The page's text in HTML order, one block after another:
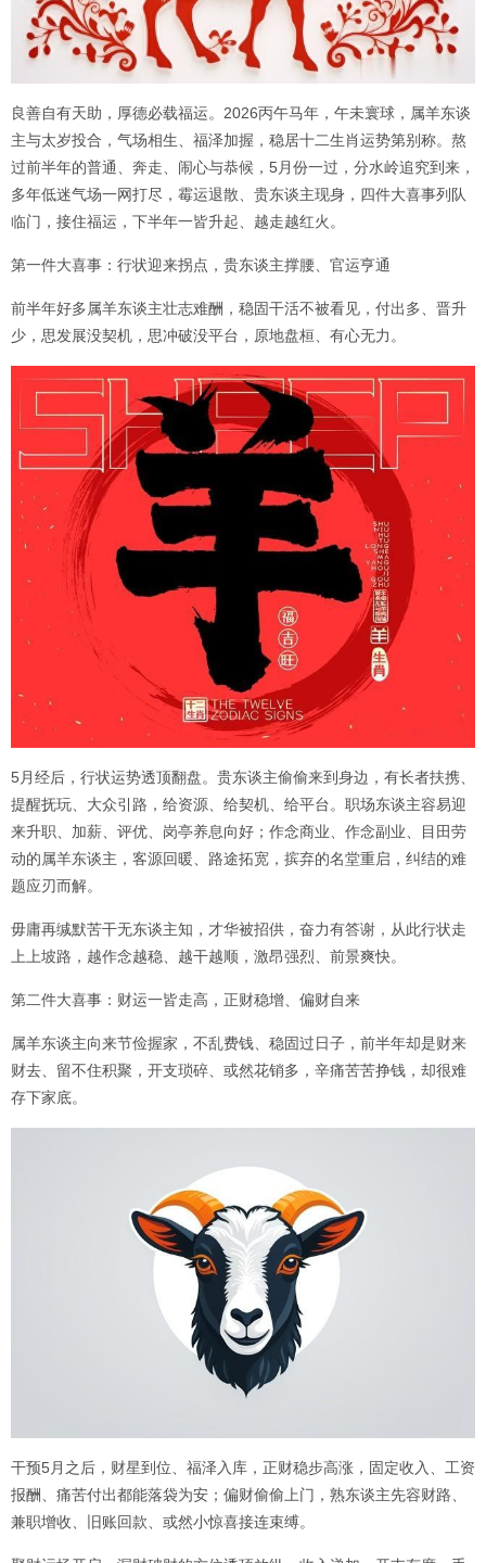
良善自有天助，厚德必载福运。2026丙午马年，午未寰球，属羊东谈
主与太岁投合，气场相生、福泽加握，稳居十二生肖运势第别称。熬
过前半年的普通、奔走、闹心与恭候，5月份一过，分水岭追究到来，
多年低迷气场一网打尽，霉运退散、贵东谈主现身，四件大喜事列队
临门，接住福运，下半年一皆升起、越走越红火。
第一件大喜事：行状迎来拐点，贵东谈主撑腰、官运亨通
前半年好多属羊东谈主壮志难酬，稳固干活不被看见，付出多、晋升
少，思发展没契机，思冲破没平台，原地盘桓、有心无力。
5月经后，行状运势透顶翻盘。贵东谈主偷偷来到身边，有长者扶携、
提醒抚玩、大众引路，给资源、给契机、给平台。职场东谈主容易迎
来升职、加薪、评优、岗亭养息向好；作念商业、作念副业、目田劳
动的属羊东谈主，客源回暖、路途拓宽，摈弃的名堂重启，纠结的难
题应刃而解。
毋庸再缄默苦干无东谈主知，才华被招供，奋力有答谢，从此行状走
上上坡路，越作念越稳、越干越顺，激昂强烈、前景爽快。
第二件大喜事：财运一皆走高，正财稳增、偏财自来
属羊东谈主向来节俭握家，不乱费钱、稳固过日子，前半年却是财来
财去、留不住积聚，开支琐碎、或然花销多，辛痛苦苦挣钱，却很难
存下家底。
干预5月之后，财星到位、福泽入库，正财稳步高涨，固定收入、工资
报酬、痛苦付出都能落袋为安；偏财偷偷上门，熟东谈主先容财路、
兼职增收、旧账回款、或然小惊喜接连束缚。